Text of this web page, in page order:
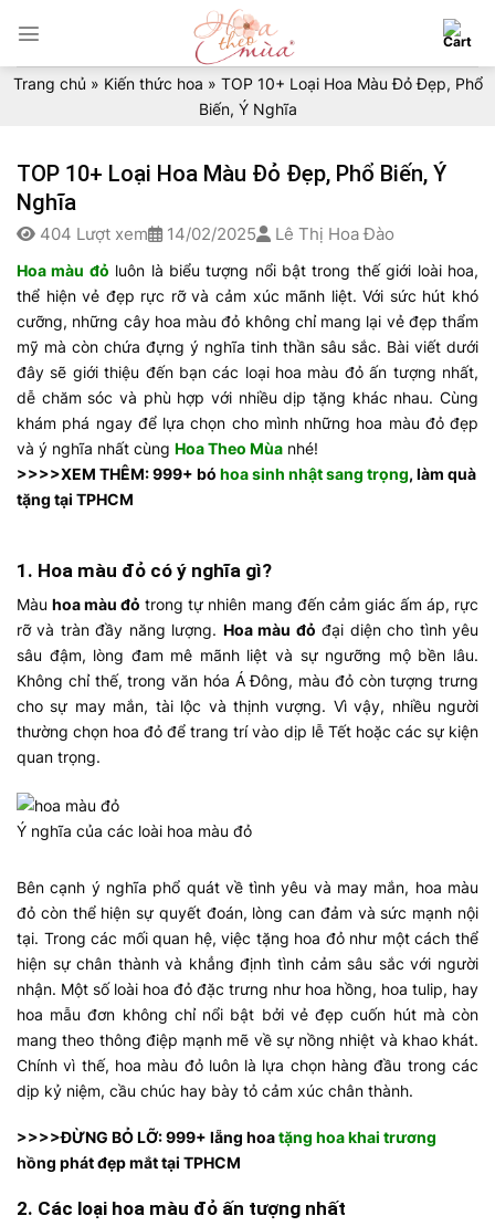
content
Trang chủ » Kiến thức hoa » TOP 10+ Loại Hoa Màu Đỏ Đẹp, Phổ
Biến, Ý Nghĩa
TOP 10+ Loại Hoa Màu Đỏ Đẹp, Phổ Biến, Ý
Nghĩa
404 Lượt xem 14/02/2025 Lê Thị Hoa Đào
Hoa màu đỏ luôn là biểu tượng nổi bật trong thế giới loài hoa,
thể hiện vẻ đẹp rực rỡ và cảm xúc mãnh liệt. Với sức hút khó
cưỡng, những cây hoa màu đỏ không chỉ mang lại vẻ đẹp thẩm
mỹ mà còn chứa đựng ý nghĩa tinh thần sâu sắc. Bài viết dưới
đây sẽ giới thiệu đến bạncác loại hoa màu đỏấn tượng nhất,
dễ chăm sóc và phù hợp với nhiều dịp tặng khác nhau. Cùng
khám phá ngay để lựa chọn cho mình những hoa màu đỏ đẹp
và ý nghĩa nhất cùng Hoa Theo Mùa nhé!
>>>>XEM THÊM: 999+ bó hoa sinh nhật sang trọng, làm quà
tặng tại TPHCM
1. Hoa màu đỏ có ý nghĩa gì?
Màuhoa màu đỏ trong tự nhiên mang đến cảm giác ấm áp, rực
rỡ và tràn đầy năng lượng. Hoa màu đỏ đại diện cho tình yêu
sâu đậm, lòng đam mê mãnh liệt và sự ngưỡng mộ bền lâu.
Không chỉ thế, trong văn hóa Á Đông, màu đỏ còn tượng trưng
cho sự may mắn, tài lộc và thịnh vượng. Vì vậy, nhiều người
thường chọn hoa đỏ để trang trí vào dịp lễ Tết hoặc các sự kiện
quan trọng.
Ý nghĩa của các loài hoa màu đỏ
Bên cạnh ý nghĩa phổ quát về tình yêu và may mắn, hoa màu
đỏ còn thể hiện sự quyết đoán, lòng can đảm và sức mạnh nội
tại. Trong các mối quan hệ, việc tặng hoa đỏ như một cách thể
hiện sự chân thành và khẳng định tình cảm sâu sắc với người
nhận. Một số loài hoa đỏ đặc trưng như hoa hồng, hoa tulip, hay
hoa mẫu đơn không chỉ nổi bật bởi vẻ đẹp cuốn hút mà còn
mang theo thông điệp mạnh mẽ về sự nồng nhiệt và khao khát.
Chính vì thế, hoa màu đỏ luôn là lựa chọn hàng đầu trong các
dịp kỷ niệm, cầu chúc hay bày tỏ cảm xúc chân thành.
>>>>ĐỪNG BỎ LỠ: 999+ lẵng hoatặng hoa khai trương
hồng phát đẹp mắt tại TPHCM
2. Các loại hoa màu đỏ ấn tượng nhất